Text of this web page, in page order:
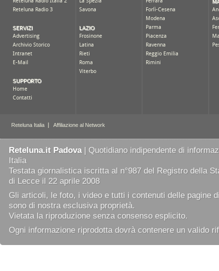
Reteluna.it Padova| Quotidiano indipendente di
Italia
Testata giornalistica iscritta al n°987 del Registro della
di Lecce il 22 aprile 2008
Gli articoli, le foto, i video e tutti i contenuti delle pagine
sono di nostra esclusiva proprietà.
Vietata la riproduzione senza consenso esplicito.
Ogni informazione riprodotta dovrà contenere un valido